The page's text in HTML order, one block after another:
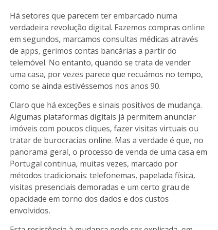
Há setores que parecem ter embarcado numa
verdadeira revolução digital. Fazemos compras online
em segundos, marcamos consultas médicas através
de apps, gerimos contas bancárias a partir do
telemóvel. No entanto, quando se trata de vender
uma casa, por vezes parece que recuámos no tempo,
como se ainda estivéssemos nos anos 90.
Claro que há exceções e sinais positivos de mudança.
Algumas plataformas digitais já permitem anunciar
imóveis com poucos cliques, fazer visitas virtuais ou
tratar de burocracias online. Mas a verdade é que, no
panorama geral, o processo de venda de uma casa em
Portugal continua, muitas vezes, marcado por
métodos tradicionais: telefonemas, papelada física,
visitas presenciais demoradas e um certo grau de
opacidade em torno dos dados e dos custos
envolvidos.